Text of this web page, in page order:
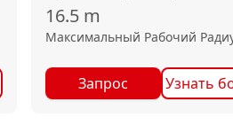
16.5 m
Максимальный Рабочий
Запрос Узнать